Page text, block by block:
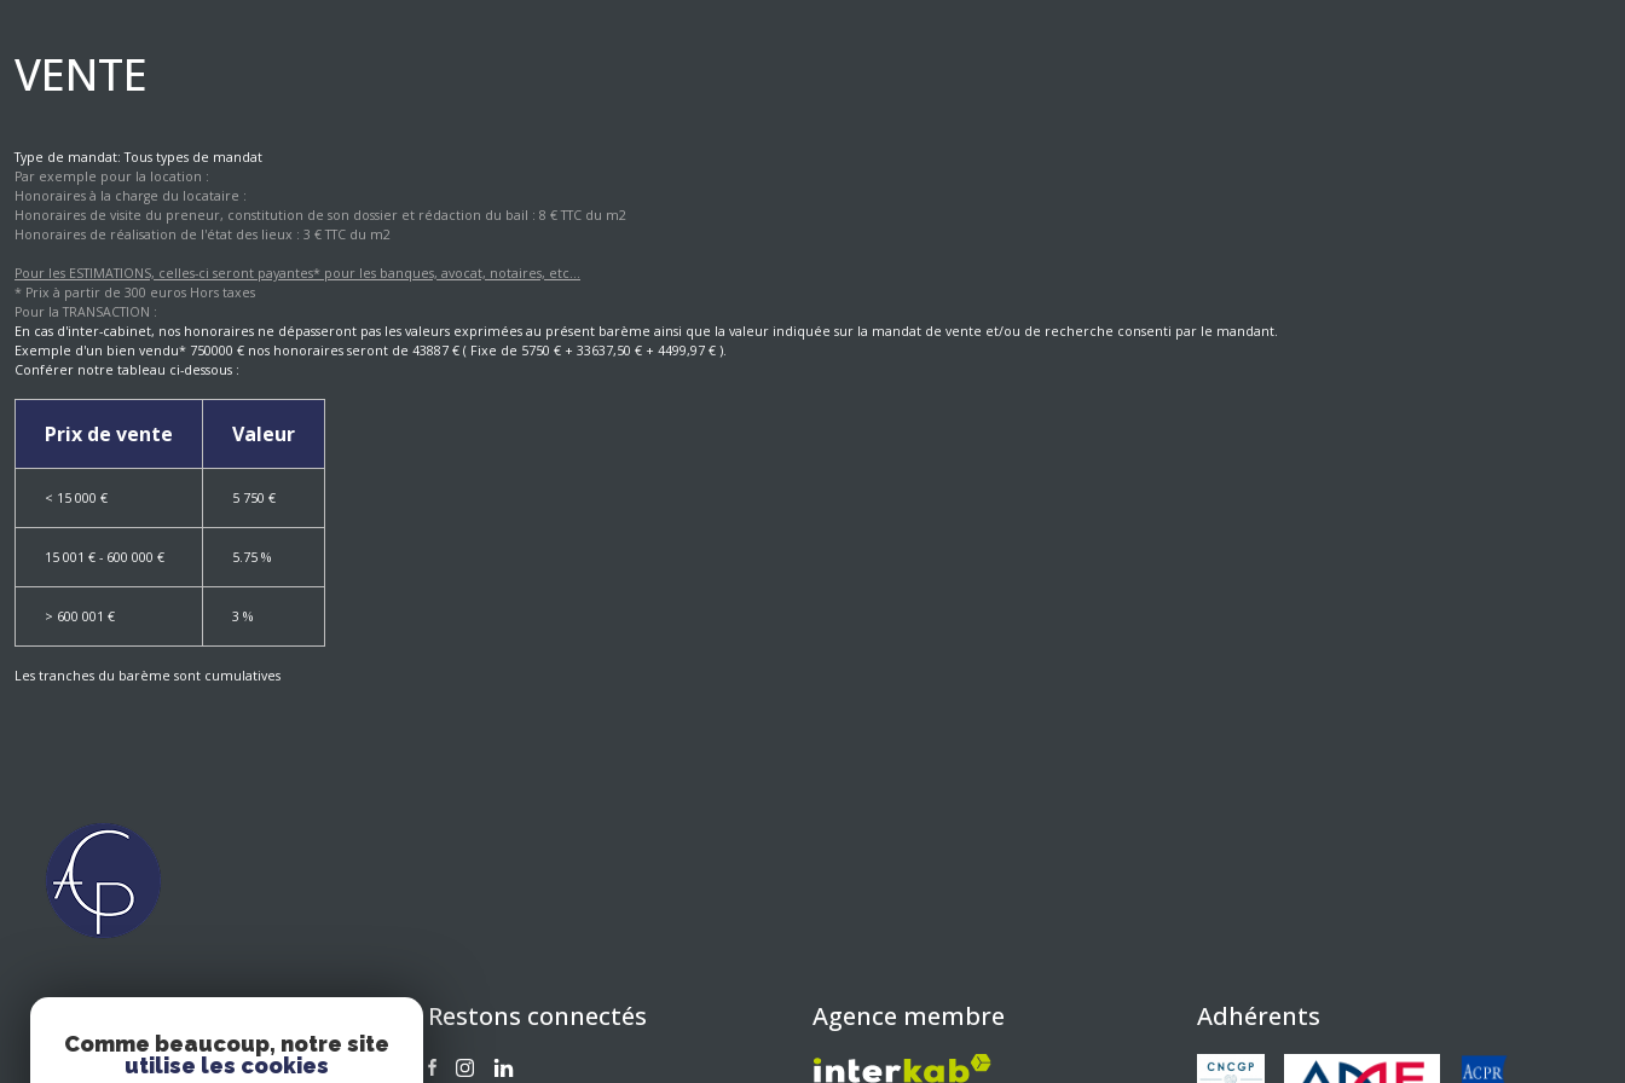
DE
SERVICE
EMPRUNTEUR
PRODUITS
STRUCTURES
VENTE
Type de mandat:Tous types de mandat
Par exemple pour la location :
Honoraires à la charge du locataire :
Honoraires de visite du preneur, constitution de son dossier et rédaction du bail : 8 € TTC du m2
Honoraires de réalisation de l'état des lieux : 3 € TTC du m2
Pour les ESTIMATIONS, celles-ci seront payantes* pour les banques, avocat, notaires, etc...
* Prix à partir de 300 euros Hors taxes
Pour la TRANSACTION :
En cas d'inter-cabinet, nos honoraires ne dépasseront pas les valeurs exprimées au présent barème ainsi que la valeur indiquée sur la mandat de vente et/ou de recherche consenti par le mandant.
Exemple d'un bien vendu* 750000 € nos honoraires seront de 43887 € ( Fixe de 5750 € + 33637,50 € + 4499,97 € ).
Conférer notre tableau ci-dessous :
Prix de vente Valeur
< 15 000 € 5 750 €
15 001 € - 600 000 € 5.75 %
> 600 001 € 3 %
Les tranches du barème sont cumulatives
EN PATRIMOINE 64
Restons connectés Agence membre Adhérents
Comme beaucoup, notre site
utilise les cookies